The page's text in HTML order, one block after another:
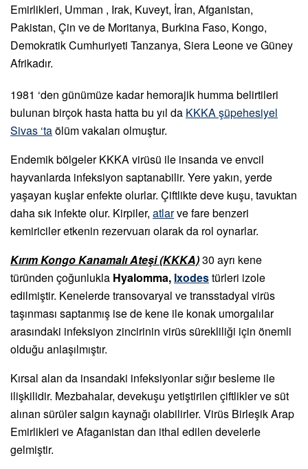
Emirlikleri, Umman , Irak, Kuveyt, İran, Afganistan,
Pakistan, Çin ve de Moritanya, Burkina Faso, Kongo,
Demokratik Cumhuriyeti Tanzanya, Siera Leone ve Güney
Afrikadır.
1981 ‘den günümüze kadar hemorajik humma belirtileri
bulunan birçok hasta hatta bu yıl da KKKA şüpehesiyel
Sivas ‘taölüm vakaları olmuştur.
Endemik bölgeler KKKA virüsü ile insanda ve envcil
hayvanlarda infeksiyon saptanabilir. Yere yakın, yerde
yaşayan kuşlar enfekte olurlar. Çiftlikte deve kuşu, tavuktan
daha sık infekte olur. Kirpiler, atlarve fare benzeri
kemiriciler etkenin rezervuarı olarak da rol oynarlar.
Kırım Kongo Kanamalı Ateşi (KKKA)30 ayrı kene
türünden çoğunlukla Hyalomma, Ixodestürleri izole
edilmiştir. Kenelerde transovaryal ve transstadyal virüs
taşınması saptanmış ise de kene ile konak umorgalılar
arasındaki infeksiyon zincirinin virüs sürekliliği için önemli
olduğu anlaşılmıştır.
Kırsal alan da insandaki infeksiyonlar sığır besleme ile
ilişkilidir. Mezbahalar, devekuşu yetiştirilen çiftlikler ve süt
alınan sürüler salgın kaynağı olabilirler. Virüs Birleşik Arap
Emirlikleri ve Afaganistan dan ithal edilen develerle
gelmiştir.